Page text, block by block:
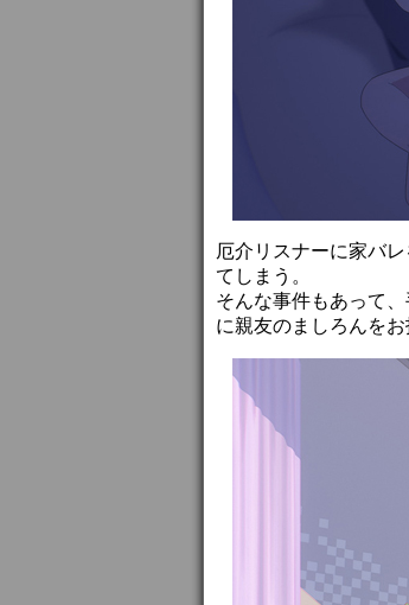
厄介リスナーに家バ
てしまう。
そんな事件もあって
に親友のましろんをお